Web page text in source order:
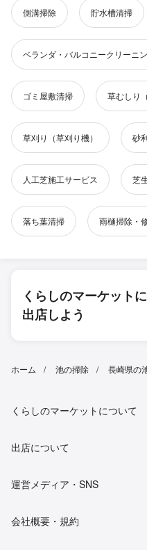
側溝掃除 貯水槽清掃
ベランダ・バルコニークリーニ
ゴミ屋敷清掃 草むしり
草刈り（草刈り機） 砂
人工芝施工サービス 芝
落ち葉清掃 雨樋掃除・
くらしのマーケットに
出店しよう
ホーム 池の掃除 長崎県の
くらしのマーケットについて
出店について
運営メディア・SNS
会社概要・規約